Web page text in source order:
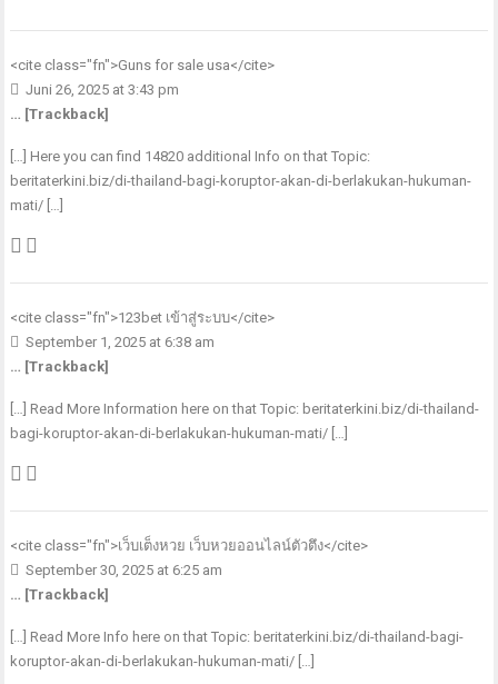
<cite class="fn">Guns for sale usa</cite>
Juni 26, 2025 at 3:43 pm
… [Trackback]
[…] Here you can find 14820 additional Info on that Topic:
beritaterkini.biz/di-thailand-bagi-koruptor-akan-di-berlakukan-hukuman-
mati/ […]
<cite class="fn">123bet เข้าสู่ระบบ</cite>
September 1, 2025 at 6:38 am
… [Trackback]
[…] Read More Information here on that Topic: beritaterkini.biz/di-thailand-
bagi-koruptor-akan-di-berlakukan-hukuman-mati/ […]
<cite class="fn">เว็บเต็งหวย เว็บหวยออนไลน์ตัวตึง</cite>
September 30, 2025 at 6:25 am
… [Trackback]
[…] Read More Info here on that Topic: beritaterkini.biz/di-thailand-bagi-
koruptor-akan-di-berlakukan-hukuman-mati/ […]